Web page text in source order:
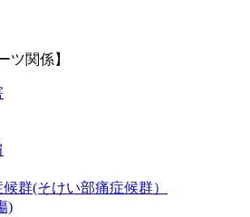
ツ関係】
群(そけい部痛症候群）
)